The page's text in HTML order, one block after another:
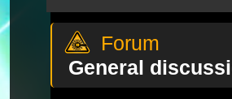
General